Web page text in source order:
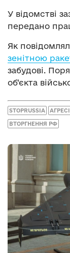
У відомстві
передано
Як
зенітною
забудові.
об‘єкта
STOPRUSSIA
ВТОРГНЕННЯ РФ